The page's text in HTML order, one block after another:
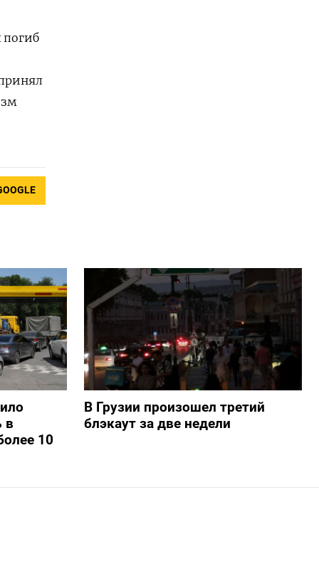
погиб
в
10
В Грузии произошел третий
блэкаут за две недели